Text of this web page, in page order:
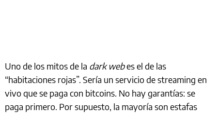
Uno de los mitos de la dark webes el de las
“habitaciones rojas”. Sería un servicio de streaming en
vivo que se paga con bitcoins. No hay garantías: se
paga primero. Por supuesto, la mayoría son estafas